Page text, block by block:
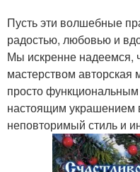
Пусть эти волшебные
радостью, любовью и
Мы искренне надеемся,
мастерством авторская
просто
настоящим украшением
неповторимый стиль и